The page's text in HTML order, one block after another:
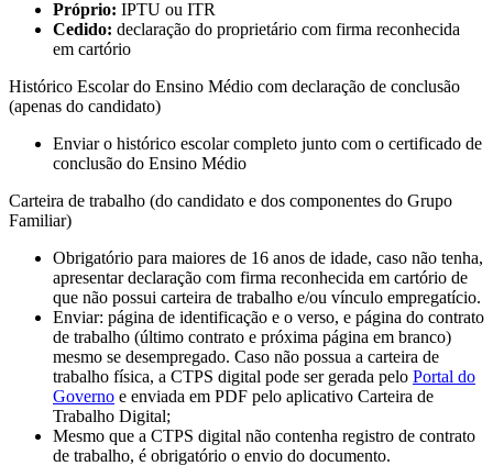
Próprio: IPTU ou ITR
Cedido: declaração do proprietário com firma reconhecida
em cartório
Histórico Escolar do Ensino Médio com declaração de conclusão
(apenas do candidato)
Enviar o histórico escolar completo junto com o certificado de
conclusão do Ensino Médio
Carteira de trabalho (do candidato e dos componentes do Grupo
Familiar)
Obrigatório para maiores de 16 anos de idade, caso não tenha,
apresentar declaração com firma reconhecida em cartório de
que não possui carteira de trabalho e/ou vínculo empregatício.
Enviar: página de identificação e o verso, e página do contrato
de trabalho (último contrato e próxima página em branco)
mesmo se desempregado. Caso não possua a carteira de
trabalho física, a CTPS digital pode ser gerada pelo Portal do
Governo e enviada em PDF pelo aplicativo Carteira de
Trabalho Digital;
Mesmo que a CTPS digital não contenha registro de contrato
de trabalho, é obrigatório o envio do documento.